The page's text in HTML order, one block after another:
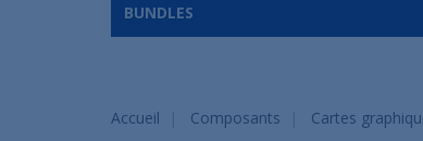
BUNDLES
Accueil Composants Cartes